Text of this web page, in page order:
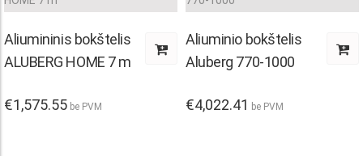
Aliumininis bokštelis
ALUBERG HOME 7 m
€1,575.55 be PVM
Aliuminio bokštelis
Aluberg 770-1000
€4,022.41 be PVM